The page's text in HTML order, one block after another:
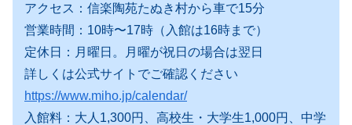
アクセス：信楽陶苑たぬき村から車で15分
営業時間：10時〜17時（入館は16時まで）
定休日：月曜日。月曜が祝日の場合は翌日
詳しくは公式サイトでご確認ください
https://www.miho.jp/calendar/
入館料：大人1,300円、高校生・大学生1,000円、中学